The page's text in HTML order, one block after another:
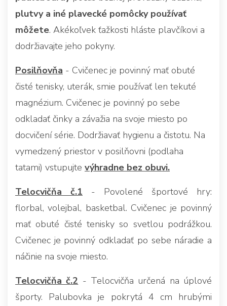
plutvy a iné plavecké pomôcky používať
môžete. Akékoľvek ťažkosti hláste plavčíkovi a
dodržiavajte jeho pokyny.
Posilňovňa - Cvičenec je povinný mať obuté
čisté tenisky, uterák, smie používať len tekuté
magnézium. Cvičenec je povinný po sebe
odkladať činky a závažia na svoje miesto po
docvičení série. Dodržiavať hygienu a čistotu. Na
vymedzený priestor v posilňovni (podlaha
tatami) vstupujte výhradne bez obuvi.
Telocvičňa č.1 - Povolené športové hry:
florbal, volejbal, basketbal. Cvičenec je povinný
mať obuté čisté tenisky so svetlou podrážkou.
Cvičenec je povinný odkladať po sebe náradie a
náčinie na svoje miesto.
Telocvičňa č.2 - Telocvičňa určená na úplové
športy. Palubovka je pokrytá 4 cm hrubými